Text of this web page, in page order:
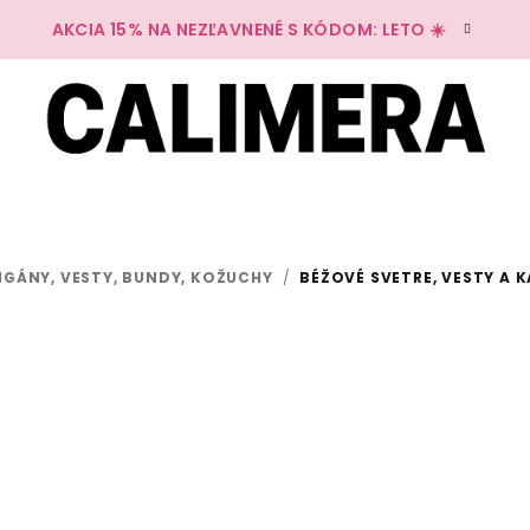
AKCIA 15% NA NEZĽAVNENÉ S KÓDOM: LETO ☀️
VESTY, BUNDY, KOŽUCHY / BÉŽOVÉ SVETRE, VESTY A